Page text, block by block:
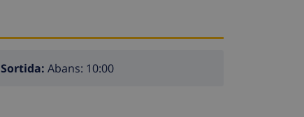
Sortida: Abans: 10:00